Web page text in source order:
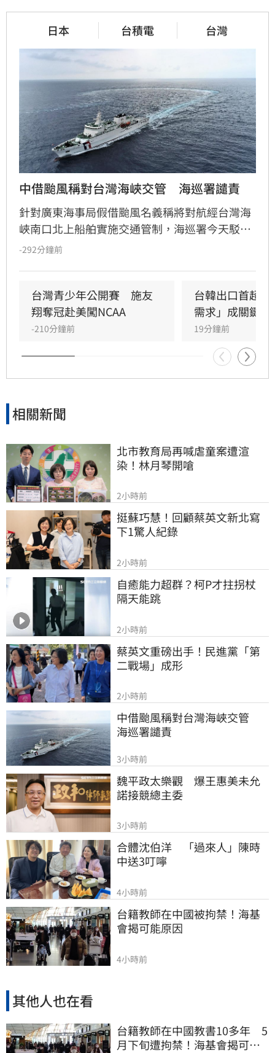
日本 台積電 台灣
中借颱風稱對台灣海峽交管　海巡署譴責
針對廣東海事局假借颱風名義稱將對航經台灣海
峽南口北上船舶實施交通管制，海巡署今天駁斥
中國無權在台灣海峽實施交通管制，並嚴厲譴
-292分鐘前
台灣青少年公開賽　施友
翔奪冠赴美闖NCAA
-210分鐘前
台韓出口首超
需求」成關鍵
19分鐘前
相關新聞
北市教育局再喊虐童案遭渲
染！林月琴開嗆
2小時前
挺蘇巧慧！回顧蔡英文新北寫
下1驚人紀錄
2小時前
自癒能力超群？柯P才拄拐杖
隔天能跳
2小時前
蔡英文重磅出手！民進黨「第
二戰場」成形
2小時前
中借颱風稱對台灣海峽交管
海巡署譴責
3小時前
魏平政太樂觀　爆王惠美未允
諾接競總主委
3小時前
合體沈伯洋　「過來人」陳時
中送3叮嚀
4小時前
台籍教師在中國被拘禁！海基
會揭可能原因
4小時前
其他人也在看
台籍教師在中國教書10多年 5
月下旬遭拘禁！海基會揭可能